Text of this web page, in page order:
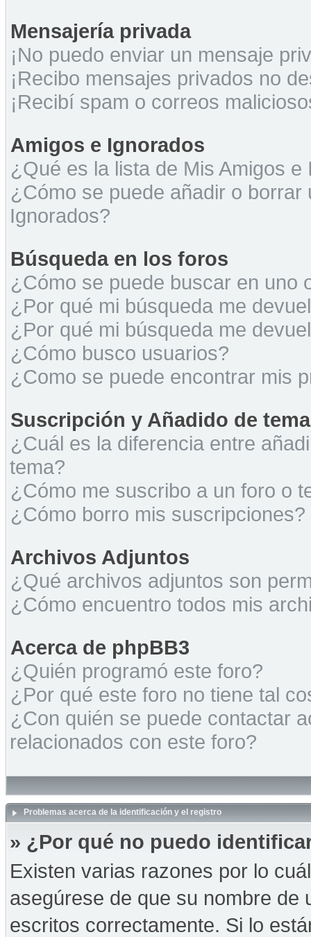
Mensajería privada
¡No puedo enviar un mensaje
¡Recibo mensajes privados no
¡Recibí spam o correos
Amigos e Ignorados
¿Qué es la lista de Mis Amigos e
¿Cómo se puede añadir o
Ignorados?
Búsqueda en los foros
¿Cómo se puede buscar en uno
¿Por qué mi búsqueda me
¿Por qué mi búsqueda me
¿Cómo busco usuarios?
¿Como se puede encontrar mis
Suscripción y Añadido de
¿Cuál es la diferencia entre
tema?
¿Cómo me suscribo a un foro o
¿Cómo borro mis suscripciones?
Archivos Adjuntos
¿Qué archivos adjuntos son
¿Cómo encuentro todos mis
Acerca de phpBB3
¿Quién programó este foro?
¿Por qué este foro no tiene tal
¿Con quién se puede contactar
relacionados con este foro?
Problemas acerca de la identificación y el registro
» ¿Por qué no puedo
Existen varias razones por lo
asegúrese de que su nombre
escritos correctamente. Si lo